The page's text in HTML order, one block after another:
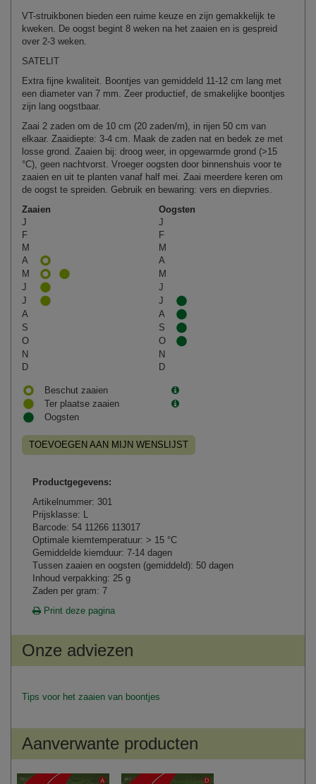
VT-struikbonen bieden een ruime keuze en zijn gemakkelijk te
kweken. De oogst begint 8 weken na het zaaien en is gespreid
over 2-3 weken.
SATELIT
Extra fijne kwaliteit. Boontjes van gemiddeld 11-12 cm lang met
een diameter van 7 mm. Zeer productief, de smakelijke boontjes
zijn lang oogstbaar.
Zaai 2 zaden om de 10 cm (20 zaden/m), in rijen 50 cm van
elkaar. Zaaidiepte: 3-4 cm. Maak de zaden nat en bedek ze met
losse grond. Zaaien bij: droog weer, in opgewarmde grond (>15
°C), geen nachtvorst. Vroeger oogsten door binnenshuis voor te
zaaien en uit te planten vanaf half mei. Zaai meerdere keren om
de oogst te spreiden. Gebruik en bewaring: vers en diepvries.
Zaaien
Oogsten
J
J
F
F
M
M
A
A
M
M
J
J
J
J
A
A
S
S
O
O
N
N
D
D
Beschut zaaien
Ter plaatse zaaien
Oogsten
TOEVOEGEN AAN MIJN WENSLIJST
Productgegevens:
Artikelnummer: 301
Prijsklasse: L
Barcode: 54 11266 113017
Optimale kiemtemperatuur: > 15 °C
Gemiddelde kiemduur: 7-14 dagen
Tussen zaaien en oogsten (gemiddeld): 50 dagen
Inhoud verpakking: 25 g
Zaden per gram: 7
Print deze pagina
Onze adviezen
Tips voor het zaaien van boontjes
Aanverwante producten